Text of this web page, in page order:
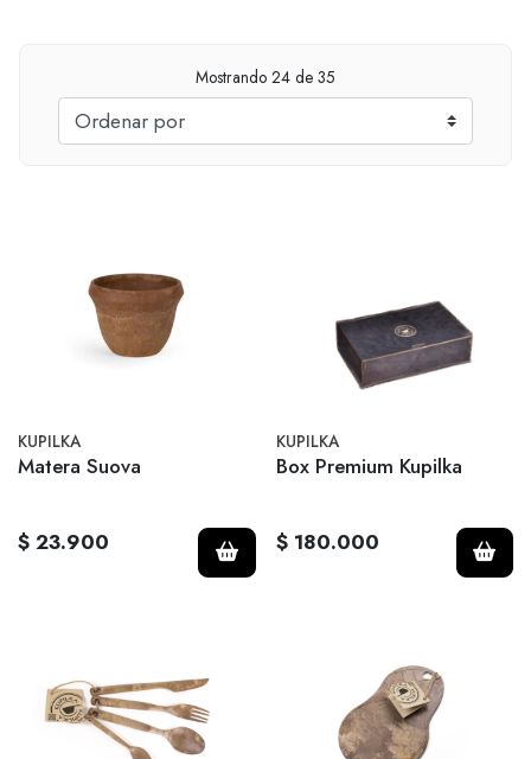
Mostrando 24 de 35
KUPILKA
Matera Suova
$ 23.900
KUPILKA
Box Premium Kupilka
$ 180.000